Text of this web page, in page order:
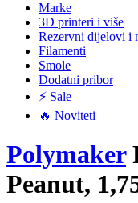
Marke
3D printeri i više
Rezervni dijelovi i
Filamenti
Smole
Dodatni pribor
⚡ Sale
🔥 Noviteti
Polymaker
Peanut,